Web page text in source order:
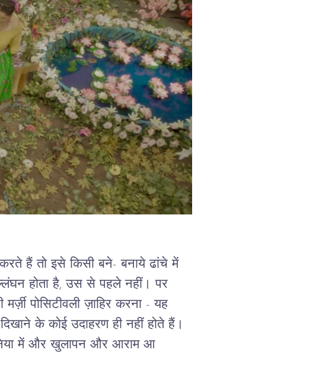
हैं तो इसे किसी बने- बनाये ढांचे में
होता है, उस से पहले नहीं। पर
पोसिटीवली ज़ाहिर करना - यह
के कोई उदाहरण ही नहीं होते हैं।
में और खुलापन और आराम आ